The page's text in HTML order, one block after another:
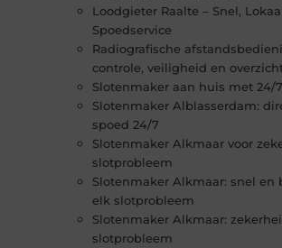
Loodgieter Raalte – Snel,
Spoedservice
Radiografische
controle, veiligheid en
Slotenmaker aan huis met 24/
Slotenmaker Alblasserdam:
spoed 24/7
Slotenmaker Alkmaar voor
slotprobleem
Slotenmaker Alkmaar: snel en
elk slotprobleem
Slotenmaker Alkmaar:
slotprobleem